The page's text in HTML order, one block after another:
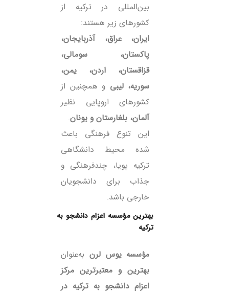
بین‌المللی در ترکیه از
کشورهای زیر هستند:
ایران، عراق، آذربایجان،
پاکستان، سومالی،
قزاقستان، اردن، یمن،
سوریه، لیبی و همچنین از
کشورهای اروپایی نظیر
آلمان، بلغارستان و یونان.
این تنوع فرهنگی باعث
شده محیط دانشگاهی
ترکیه پویا، چندفرهنگی و
جذاب برای دانشجویان
خارجی باشد.
بهترین مؤسسه اعزام دانشجو به
ترکیه
مؤسسه یوس لرن به‌عنوان
بهترین و معتبرترین مرکز
اعزام دانشجو به ترکیه در